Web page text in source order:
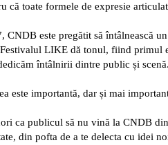
că toate formele de expresie
CNDB este pregătit să întâlnească
LIKE dă tonul, fiind primul
întâlnirii dintre public și scenă.
este importantă, dar și mai
ca publicul să nu vină la CNDB
din pofta de a te delecta cu idei